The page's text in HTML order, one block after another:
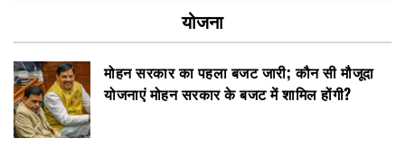
योजना
मोहन सरकार का पहला बजट जारी; कौन सी मौजूदा
योजनाएं मोहन सरकार के बजट में शामिल होंगी?